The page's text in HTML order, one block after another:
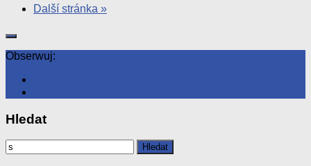
Další stránka »
Obserwuj:
Hledat
Vyhledávání